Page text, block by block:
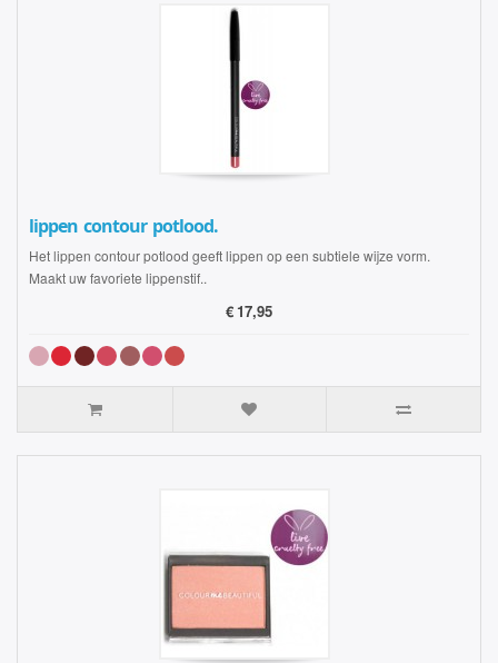
lippen contour potlood.
Het lippen contour potlood geeft lippen op een subtiele wijze vorm.
Maakt uw favoriete lippenstif..
€ 17,95